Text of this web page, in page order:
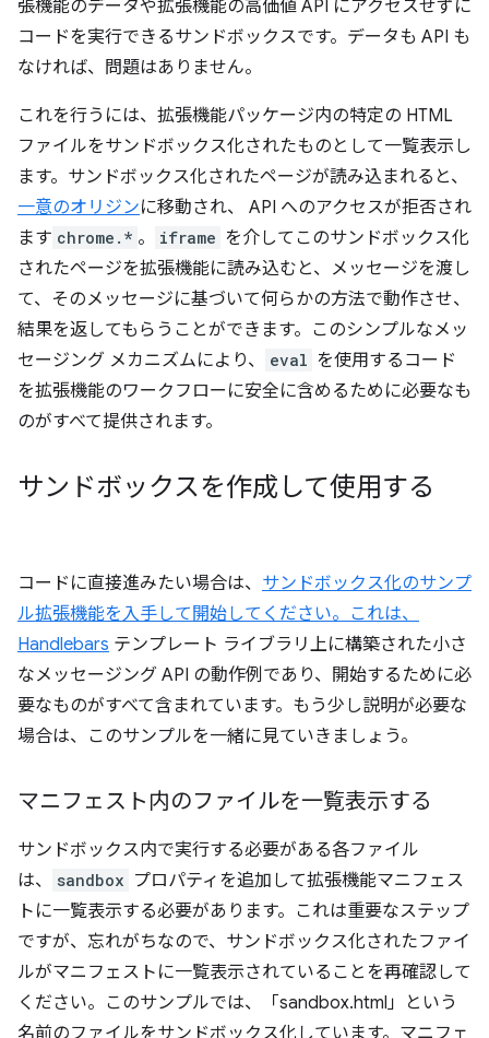
張機能のデータや拡張機能の高価値 API にアクセスせずに
コードを実行できるサンドボックスです。データも API も
なければ、問題はありません。
これを行うには、拡張機能パッケージ内の特定の HTML
ファイルをサンドボックス化されたものとして一覧表示し
ます。サンドボックス化されたページが読み込まれると、
一意のオリジンに移動され、 API へのアクセスが拒否され
ます chrome.* 。 iframe を介してこのサンドボックス化
されたページを拡張機能に読み込むと、メッセージを渡し
て、そのメッセージに基づいて何らかの方法で動作させ、
結果を返してもらうことができます。このシンプルなメッ
セージング メカニズムにより、
eval を使用するコード
を拡張機能のワークフローに安全に含めるために必要なも
のがすべて提供されます。
サンドボックスを作成して使用する
コードに直接進みたい場合は、 サンドボックス化のサンプ
ル拡張機能を入手して開始してください。これは、
Handlebars テンプレート ライブラリ上に構築された小さ
なメッセージング API の動作例であり、開始するために必
要なものがすべて含まれています。もう少し説明が必要な
場合は、このサンプルを一緒に見ていきましょう。
マニフェスト内のファイルを一覧表示する
サンドボックス内で実行する必要がある各ファイル
は、
sandbox プロパティを追加して拡張機能マニフェス
トに一覧表示する必要があります。これは重要なステップ
ですが、忘れがちなので、サンドボックス化されたファイ
ルがマニフェストに一覧表示されていることを再確認して
ください。このサンプルでは、「sandbox.html」という
名前のファイルをサンドボックス化しています。マニフェ